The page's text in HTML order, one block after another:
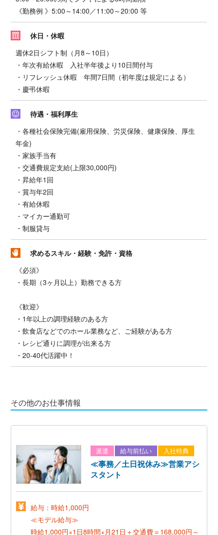
《勤務例 》5:00～14:00／11:00～20:00 等
休日・休暇
週休2日シフト制（月8～10日）
・年次有給休暇 入社半年後より10日間付与
・リフレッシュ休暇 年間7日間（初年度は規定による）
・慶弔休暇
待遇・福利厚生
・各種社会保険完備(雇用保険、労災保険、健康保険、厚生
年金)
・家族手当有
・交通費規定支給(上限30,000円)
・昇給年1回
・賞与年2回
・有給休暇
・マイカー通勤可
・制服貸与
求めるスキル・経験・免許・資格
《必須》
・長期（3ヶ月以上）勤務できる方
《歓迎》
・1年以上の調理経験のある方
・飲食店などでのホール業務など、ご経験がある方
・レシピ通りに調理が出来る方
・20-40代活躍中！
その他のお仕事情報
派遣 給与前払い 入社特典
≪事務／土日祝休み≫営業アシ
スタント
給与：時給1,000円
≪モデル給与≫
時給1,000円×1日8時間×月21日＋交通費＝168,000円～